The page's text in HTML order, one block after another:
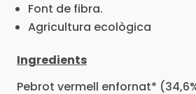
Font de fibra.
Agricultura ecològica
Ingredients
Pebrot vermell enfornat*